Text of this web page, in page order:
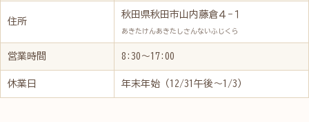
住所
秋田県秋田市山内藤倉４−１
あきたけんあきたしさんないふじくら
営業時間 8:30～17:00
休業日 年末年始（12/31午後～1/3）